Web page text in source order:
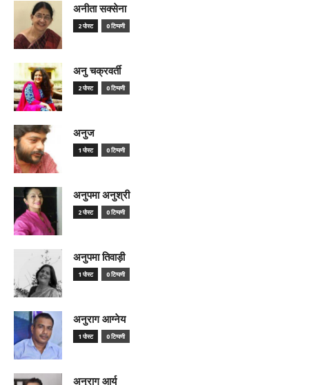
अनीता सक्सेना
2 पोस्ट 0 टिप्पणी
अनु चक्रवर्ती
2 पोस्ट 0 टिप्पणी
अनुज
1 पोस्ट 0 टिप्पणी
अनुपमा अनुश्री
2 पोस्ट 0 टिप्पणी
अनुपमा तिवाड़ी
1 पोस्ट 0 टिप्पणी
अनुराग आग्नेय
1 पोस्ट 0 टिप्पणी
अनुराग आर्य